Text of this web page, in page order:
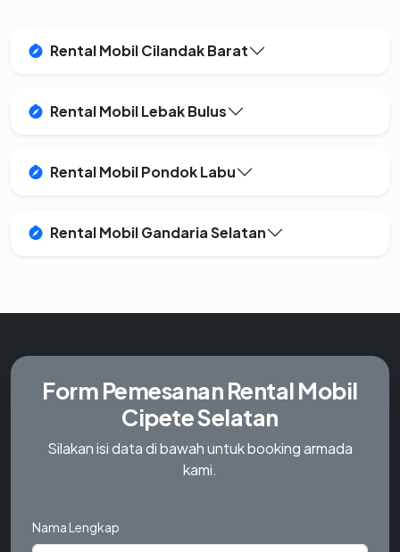
Rental Mobil Cilandak Barat
Rental Mobil Lebak Bulus
Rental Mobil Pondok Labu
Rental Mobil Gandaria Selatan
Form PemesananRental Mobil
Cipete Selatan
Silakan isi data di bawah untuk booking armada
kami.
Nama Lengkap